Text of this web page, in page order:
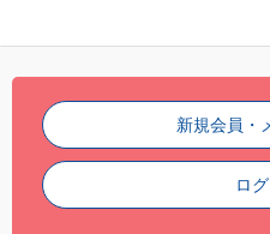
新規会員・
ロ